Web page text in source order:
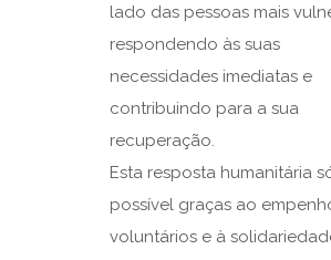
lado das pessoas mais
respondendo às suas
necessidades imediatas e
contribuindo para a sua
recuperação.
Esta resposta humanitária
possível graças ao
voluntários e à